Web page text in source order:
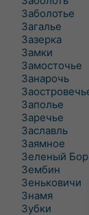
Заболотье
Загалье
Зазерка
Замки
Замосточье
Занарочь
Заполье
Заречье
Заславль
Заямное
Зеленый Бор
Зембин
Зеньковичи
Знамя
Зубки